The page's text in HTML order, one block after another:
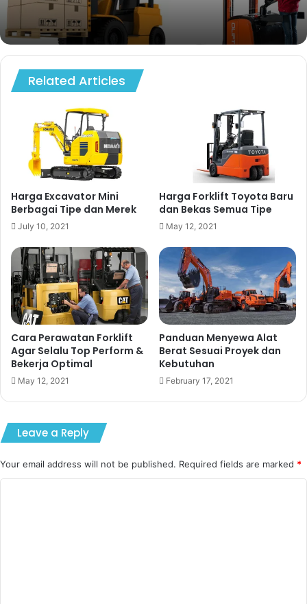
Related Articles
Harga Excavator Mini
Berbagai Tipe dan Merek
July 10, 2021
Harga Forklift Toyota Baru
dan Bekas Semua Tipe
May 12, 2021
Cara Perawatan Forklift
Agar Selalu Top Perform &
Bekerja Optimal
May 12, 2021
Panduan Menyewa Alat
Berat Sesuai Proyek dan
Kebutuhan
February 17, 2021
Leave a Reply
Your email address will not be published. Required fields are marked *